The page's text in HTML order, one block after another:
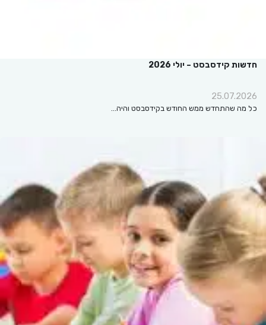
חדשות קידסבסט – יולי 2026
25.07.2026
כל מה שהתחדש ממש החודש בקידסבסט והיה…